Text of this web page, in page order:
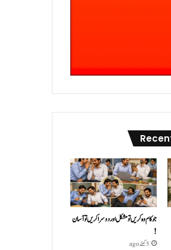
جو کام وہ کریں تو مشکل اور دوسرا کریں تو آسان
!
5 گھنٹے ago